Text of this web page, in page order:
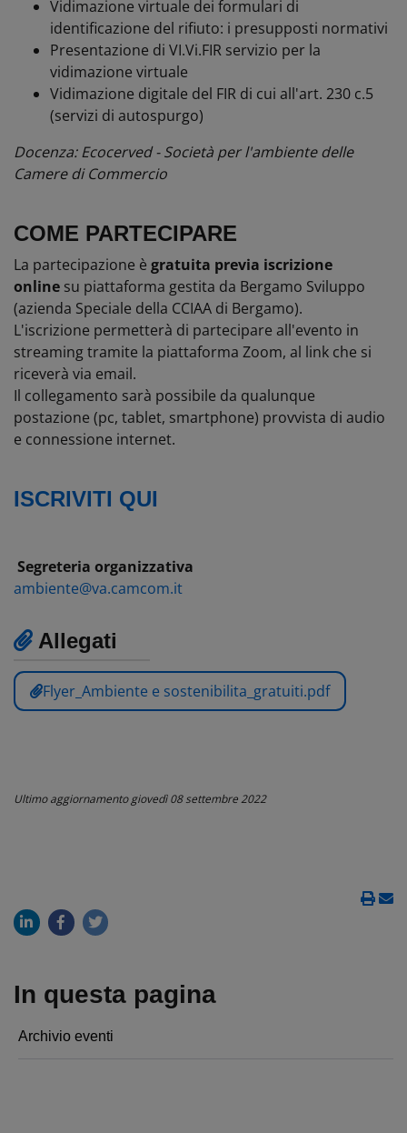
Vidimazione virtuale dei formulari di
identificazione del rifiuto: i presupposti normativi
Presentazione di VI.Vi.FIR servizio per la
vidimazione virtuale
Vidimazione digitale del FIR di cui all'art. 230 c.5
(servizi di autospurgo)
Docenza: Ecocerved - Società per l'ambiente delle
Camere di Commercio
COME PARTECIPARE
La partecipazione è gratuita previa iscrizione
online su piattaforma gestita da Bergamo Sviluppo
(azienda Speciale della CCIAA di Bergamo).
L'iscrizione permetterà di partecipare all'evento in
streaming tramite la piattaforma Zoom, al link che si
riceverà via email.
Il collegamento sarà possibile da qualunque
postazione (pc, tablet, smartphone) provvista di audio
e connessione internet.
ISCRIVITI QUI
Segreteria organizzativa
ambiente@va.camcom.it
Allegati
Flyer_Ambiente e sostenibilita_gratuiti.pdf
Ultimo aggiornamentogiovedì 08 settembre 2022
In questa pagina
Archivio eventi